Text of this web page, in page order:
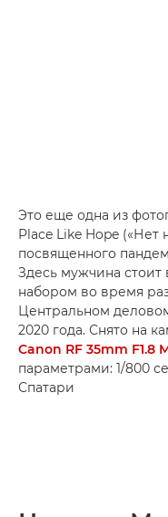
Это еще одна из
Place Like Hope
посвященного
Здесь мужчина
набором во время
Центральном
2020 года. Снято на
Canon RF 35mm F1.8
параметрами: 1/800
Спатари